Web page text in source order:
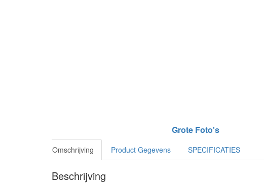
Grote Foto's
Omschrijving Product Gegevens SPECIFICATIES
Beschrijving